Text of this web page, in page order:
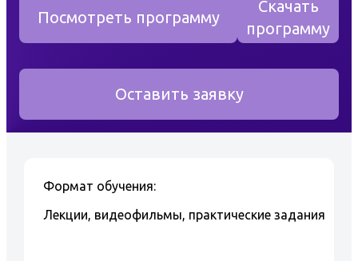
Учебный центр «Центр-плюс» предлагает Вам
пройти подготовку по учебной программе «Слесарь
образовательного учреждения.
Курсы лекций, читают квалифицированные
преподаватели, которые постоянно проходят
Обучение на профессию
Посмотреть программу
Скачать
программу
Оставить заявку
Формат обучения:
Лекции, видеофильмы, практические задания